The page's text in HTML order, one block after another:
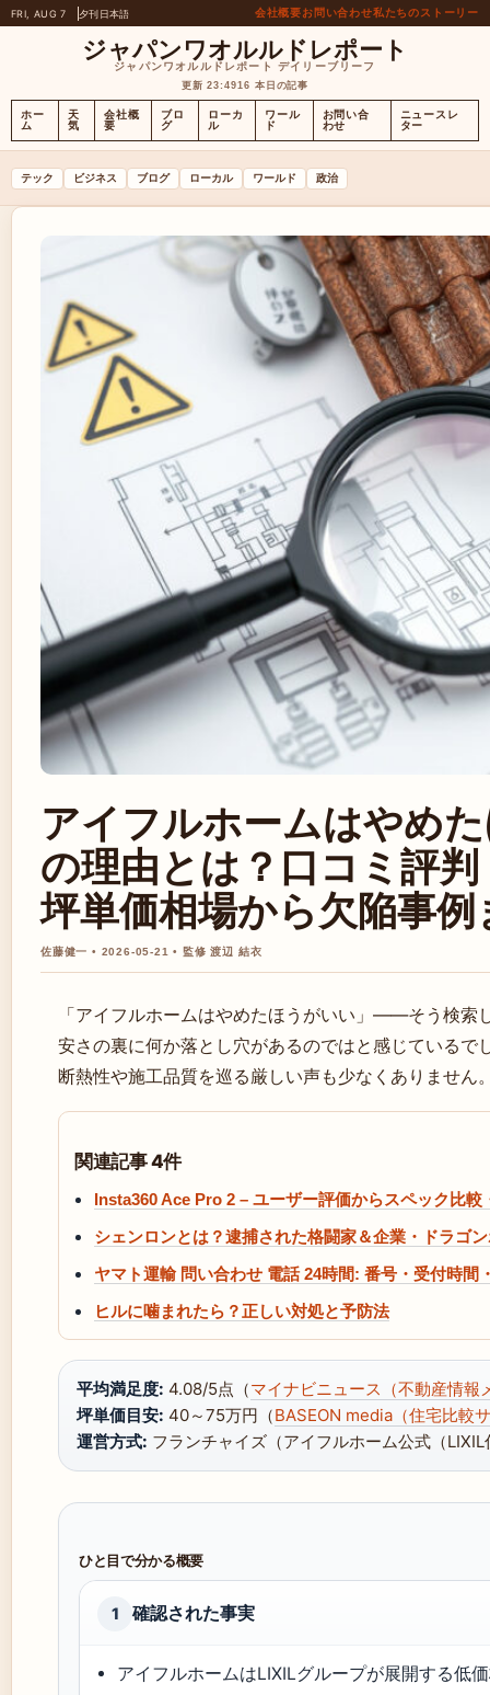
FRI, AUG 7 夕刊日本語 会社概要お問い合わせ私たちのストーリー
ジャパンワオルルドレポート
ジャパンワオルルドレポート デイリーブリーフ
更新 23:4916 本日の記事
ホー
ム
天
気
会社概
要
ブロ
グ
ローカ
ル
ワール
ド
お問い合
わせ
ニュースレ
ター
テック ビジネス ブログ ローカル ワールド 政治
アイフルホームはやめ
の理由とは？口コミ評判
坪単価相場から欠陥事
佐藤健一 • 2026-05-21 • 監修 渡辺 結衣
「アイフルホームはやめたほうがいい」——そう検索
安さの裏に何か落とし穴があるのではと感じている
断熱性や施工品質を巡る厳しい声も少なくありません
関連記事 4件
Insta360 Ace Pro 2 – ユーザー評価からスペック比較
シェンロンとは？逮捕された格闘家＆企業・ドラゴ
ヤマト運輸 問い合わせ 電話 24時間: 番号・受付時間
ヒルに噛まれたら？正しい対処と予防法
平均満足度: 4.08/5点（マイナビニュース（不動産情報
坪単価目安: 40～75万円（BASEON media（住宅比較
運営方式: フランチャイズ（アイフルホーム公式（
ひと目で分かる概要
1 確認された事実
アイフルホームはLIXILグループが展開する低